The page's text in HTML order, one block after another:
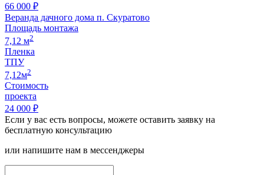
66 000 ₽
Веранда дачного дома п. Скуратово
Площадь монтажа
7,12 м2
Пленка
ТПУ
7,12м2
Стоимость
проекта
24 000 ₽
Если у вас есть вопросы, можете оставить заявку на
бесплатную консультацию
или напишите нам в мессенджеры